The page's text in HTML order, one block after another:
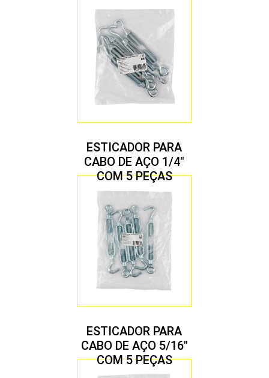
ESTICADOR PARA
CABO DE AÇO 1/4″
COM 5 PEÇAS
ESTICADOR PARA
CABO DE AÇO 5/16″
COM 5 PEÇAS